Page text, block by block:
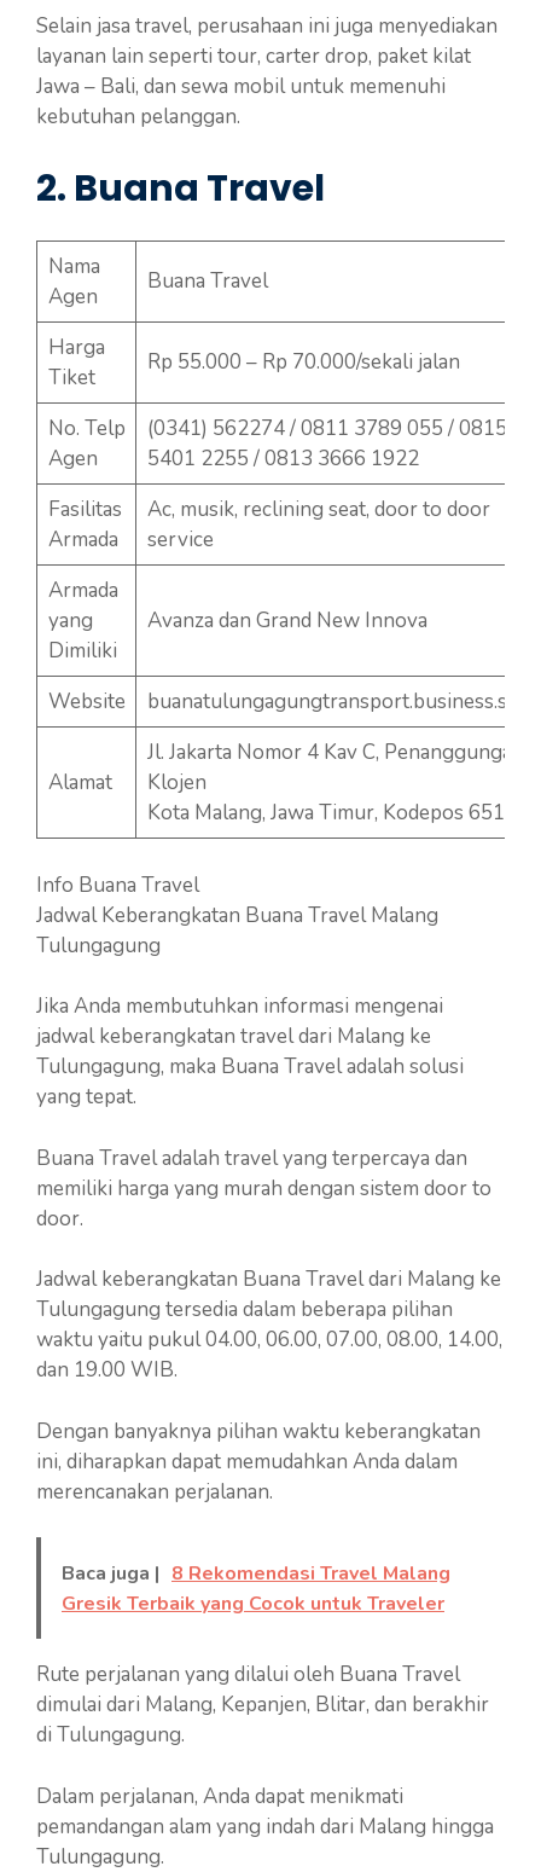
Selain jasa travel, perusahaan ini juga menyediakan
layanan lain seperti tour, carter drop, paket kilat
Jawa – Bali, dan sewa mobil untuk memenuhi
kebutuhan pelanggan.
2. Buana Travel
Nama
Agen
Buana Travel
Harga
Tiket
Rp 55.000 – Rp 70.000/sekali jalan
No. Telp
Agen
(0341) 562274 / 0811 3789 055 / 0815
5401 2255 / 0813 3666 1922
Fasilitas
Armada
Ac, musik, reclining seat, door to door
service
Armada
yang
Dimiliki
Avanza dan Grand New Innova
Website buanatulungagungtransport.business.site
Alamat
Jl. Jakarta Nomor 4 Kav C, Penanggungan,
Klojen
Kota Malang, Jawa Timur, Kodepos 65113
Info Buana Travel
Jadwal Keberangkatan Buana Travel Malang
Tulungagung
Jika Anda membutuhkan informasi mengenai
jadwal keberangkatan travel dari Malang ke
Tulungagung, maka Buana Travel adalah solusi
yang tepat.
Buana Travel adalah travel yang terpercaya dan
memiliki harga yang murah dengan sistem door to
door.
Jadwal keberangkatan Buana Travel dari Malang ke
Tulungagung tersedia dalam beberapa pilihan
waktu yaitu pukul 04.00, 06.00, 07.00, 08.00, 14.00,
dan 19.00 WIB.
Dengan banyaknya pilihan waktu keberangkatan
ini, diharapkan dapat memudahkan Anda dalam
merencanakan perjalanan.
Baca juga | 8 Rekomendasi Travel Malang
Gresik Terbaik yang Cocok untuk Traveler
Rute perjalanan yang dilalui oleh Buana Travel
dimulai dari Malang, Kepanjen, Blitar, dan berakhir
di Tulungagung.
Dalam perjalanan, Anda dapat menikmati
pemandangan alam yang indah dari Malang hingga
Tulungagung.